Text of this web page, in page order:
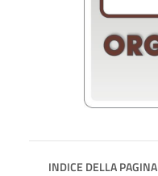
INDICE DELLA PAGINA